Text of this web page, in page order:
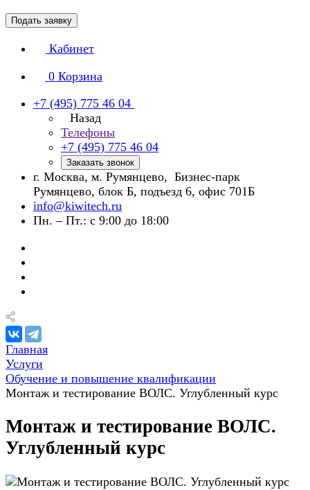
Подать заявку
Кабинет
0 Корзина
+7 (495) 775 46 04
Назад
Телефоны
+7 (495) 775 46 04
Заказать звонок
г. Москва, м. Румянцево, Бизнес-парк
Румянцево, блок Б, подъезд 6, офис 701Б
info@kiwitech.ru
Пн. – Пт.: с 9:00 до 18:00
Главная
Услуги
Обучение и повышение квалификации
Монтаж и тестирование ВОЛС. Углубленный курс
Монтаж и тестирование ВОЛС.
Углубленный курс